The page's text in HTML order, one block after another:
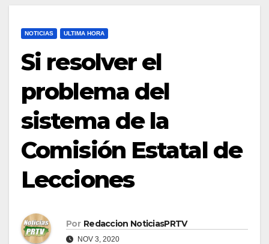
NOTICIAS ULTIMA HORA
Si resolver el
problema del
sistema de la
Comisión Estatal de
Lecciones
Por Redaccion NoticiasPRTV
NOV 3, 2020